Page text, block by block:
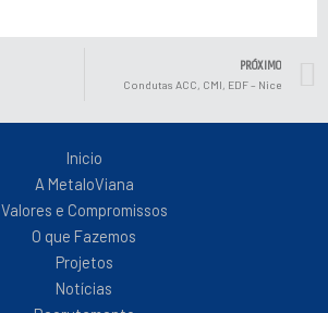
PRÓXIMO
Condutas ACC, CMI, EDF – Nice
Inicio
A MetaloViana
Valores e Compromissos
O que Fazemos
Projetos
Notícias